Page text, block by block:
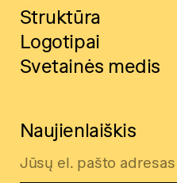
Struktūra
Logotipai
Svetainės medis
Naujienlaiškis